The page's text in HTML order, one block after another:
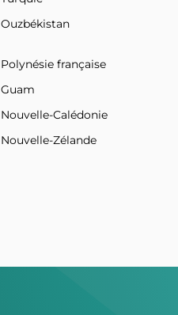
Ouzbékistan
Polynésie française
Guam
Nouvelle-Calédonie
Nouvelle-Zélande